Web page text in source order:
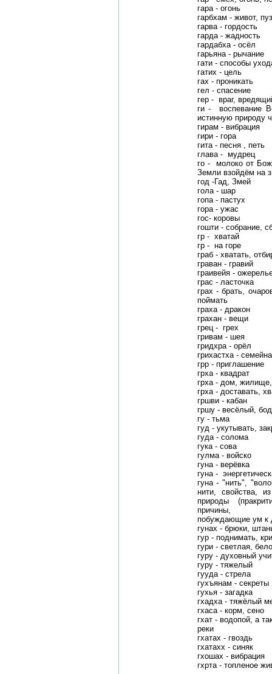
гара - огонь
гарбхам - живот,
гарва - гордость
гарда - жадность
гардабха - осёл
гарьяна - рычание
гати - способы
гатих - цель
гах - проникать
гел - спасение
гeр - враг,
ги - воспевание
истинную природу
гирам - вибрация
гири - гора
гита - песня , петь
глава - мудрец
го - молоко от
Земли взойдём на
год -Гад, Змей
гола - шар
гопа - пастух
гора - ужас
гоc- коровы
гошти - собрание,
гр - хватай
гр - на горе
граб - хватать,
граван - гравий
граивейя -
грас - ласточка
грах - брать,
поймать
граха - дракон
грахан - вещи
грец - грех
гривам - шея
гридхра - орёл
грихастха -
грр - приглашение
грха - квадрат
грха - дом,
грха - доставать,
гршви - кабан
гршу - весёлый,
гу - тьма
гуд - укутывать,
гуда - солома
гука - сова
гулма - войско
гуна - верёвка
гуна -
гуна - "нить",
нити, свойства,
природы
причины,
побуждающие ум к
гунах - брюки,
гур - поднимать,
гури - светлая,
гуру - духовный
гуру - тяжелый
гууда - стрела
гухъянам - секреты
гухья - загадка
гхадха - тяжёлый
гхаса - корм, сено
гхат - водопой, а
реки
гхатах - гвоздь
гхатахх - синяк
гхошах - вибрация
гхрта - топленое